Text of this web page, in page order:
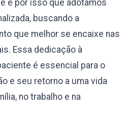
é por isso que adotamos
buscando a
que melhor se encaixe nas
Essa dedicação à
é essencial para o
e seu retorno a uma vida
no trabalho e na